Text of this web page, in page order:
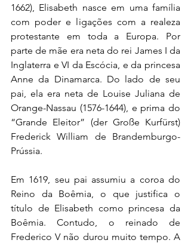
1662), Elisabeth nasce em uma família
com poder e ligações com a realeza
protestante em toda a Europa. Por
parte de mãe era neta do rei James I da
Inglaterra e VI da Escócia, e da princesa
Anne da Dinamarca. Do lado de seu
pai, ela era neta de Louise Juliana de
Orange-Nassau (1576-1644), e prima do
“Grande Eleitor” (der Große Kurfürst)
Frederick William de Brandemburgo-
Prússia.
Em 1619, seu pai assumiu a coroa do
Reino da Boêmia, o que justifica o
título de Elisabeth como princesa da
Boêmia. Contudo, o reinado de
Frederico V não durou muito tempo. A